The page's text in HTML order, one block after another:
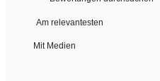
Mit Medien